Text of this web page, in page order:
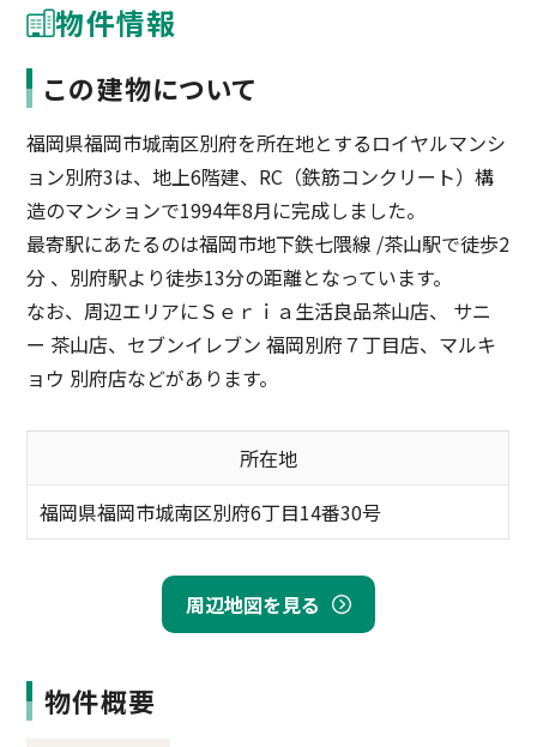
物件情報
この建物について
福岡県福岡市城南区別府を所在地とするロイヤルマンシ
ョン別府3は、地上6階建、RC（鉄筋コンクリート）構
造のマンションで1994年8月に完成しました。
最寄駅にあたるのは福岡市地下鉄七隈線 /茶山駅で徒歩2
分 、別府駅より徒歩13分の距離となっています。
なお、周辺エリアにＳｅｒｉａ生活良品茶山店、 サニ
ー 茶山店、セブンイレブン 福岡別府７丁目店、マルキ
ョウ 別府店などがあります。
所在地
福岡県福岡市城南区別府6丁目14番30号
周辺地図を見る
物件概要